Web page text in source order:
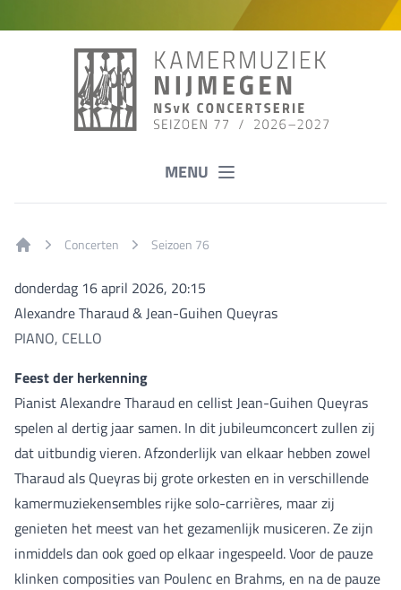
MENU
Concerten Seizoen 76
donderdag 16 april 2026, 20:15
Alexandre Tharaud & Jean-Guihen Queyras
PIANO, CELLO
Feest der herkenning
Pianist Alexandre Tharaud en cellist Jean-Guihen Queyras
spelen al dertig jaar samen. In dit jubileumconcert zullen zij
dat uitbundig vieren. Afzonderlijk van elkaar hebben zowel
Tharaud als Queyras bij grote orkesten en in verschillende
kamermuziekensembles rijke solo-carrières, maar zij
genieten het meest van het gezamenlijk musiceren. Ze zijn
inmiddels dan ook goed op elkaar ingespeeld. Voor de pauze
klinken composities van Poulenc en Brahms, en na de pauze